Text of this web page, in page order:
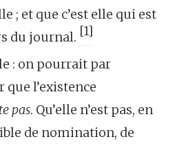
; et que c’est elle qui est
du journal. [1]
: on pourrait par
l’existence
pas. Qu’elle n’est pas, en
de nomination, de